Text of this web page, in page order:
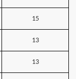
15
13
13